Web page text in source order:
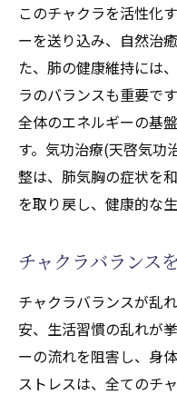
このチャクラを活性化
ーを送り込み、自然治
た、肺の健康維持には
ラのバランスも重要で
全体のエネルギーの基
す。気功治療(天啓気功
整は、肺気胸の症状を
を取り戻し、健康的な
チャクラバランス
チャクラバランスが乱
安、生活習慣の乱れが
ーの流れを阻害し、身
ストレスは、全てのチ